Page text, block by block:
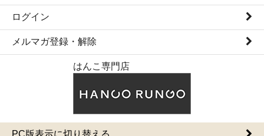
ログイン
メルマガ登録・解除
はんこ専門店
PC版表示に切り替える